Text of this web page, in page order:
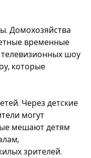
Домохозяйства
временные
шоу
которые
Через детские
могут
мешают детям
зрителей.